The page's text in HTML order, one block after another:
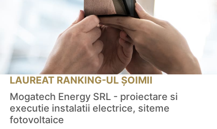
LAUREAT RANKING-UL ȘOIMII
Mogatech Energy SRL - proiectare si
executie instalatii electrice, siteme
fotovoltaice